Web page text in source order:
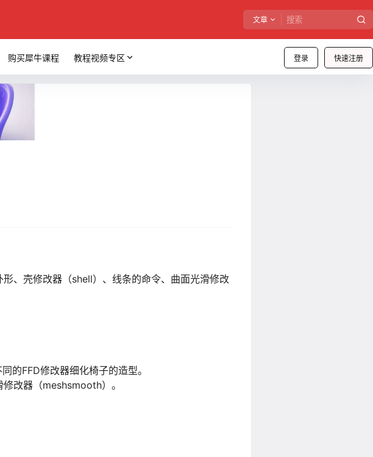
文章
登录 快速注册
购买犀牛课程 教程视频专区
、壳修改器（shell）、线条的命令、曲面光滑修改
的FFD修改器细化椅子的造型。
改器（meshsmooth）。